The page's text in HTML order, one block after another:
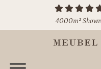
4000m²